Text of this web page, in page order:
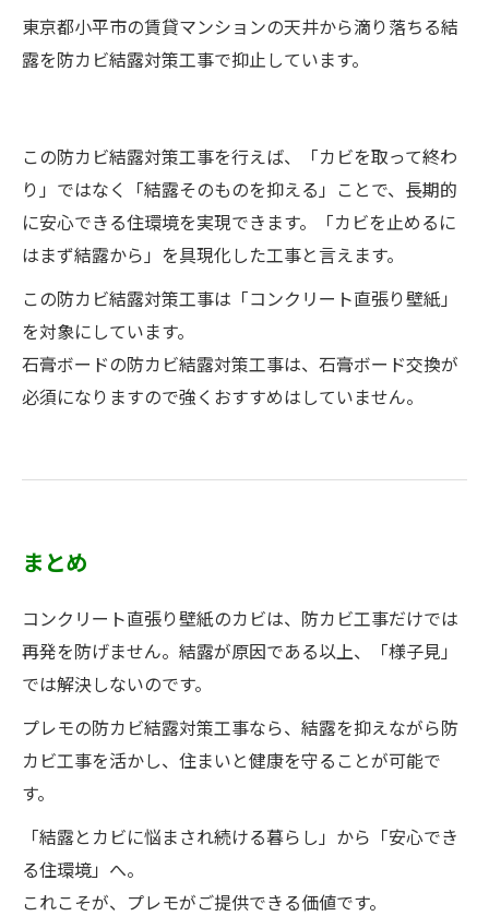
東京都小平市の賃貸マンションの天井から滴り落ちる結
露を防カビ結露対策工事で抑止しています。
この防カビ結露対策工事を行えば、「カビを取って終わ
り」ではなく「結露そのものを抑える」ことで、長期的
に安心できる住環境を実現できます。「カビを止めるに
はまず結露から」を具現化した工事と言えます。
この防カビ結露対策工事は「コンクリート直張り壁紙」
を対象にしています。
石膏ボードの防カビ結露対策工事は、石膏ボード交換が
必須になりますので強くおすすめはしていません。
まとめ
コンクリート直張り壁紙のカビは、防カビ工事だけでは
再発を防げません。結露が原因である以上、「様子見」
では解決しないのです。
プレモの防カビ結露対策工事なら、結露を抑えながら防
カビ工事を活かし、住まいと健康を守ることが可能で
す。
「結露とカビに悩まされ続ける暮らし」から「安心でき
る住環境」へ。
これこそが、プレモがご提供できる価値です。